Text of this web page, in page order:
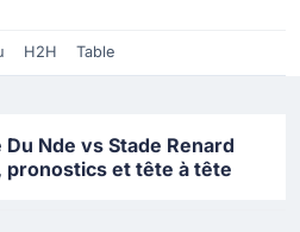
H2H Table
Nde vs Stade Renard
pronostics et tête à tête